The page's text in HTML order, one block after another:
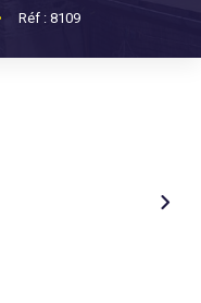
Réf : 8109